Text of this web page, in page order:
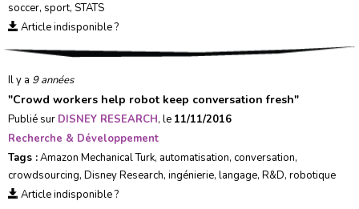
soccer, sport, STATS
Article indisponible ?
Il y a 9 années
"Crowd workers help robot keep conversation fresh"
Publié sur DISNEY RESEARCH, le 11/11/2016
Recherche & Développement
Tags :Amazon Mechanical Turk, automatisation, conversation,
crowdsourcing, Disney Research, ingénierie, langage, R&D, robotique
Article indisponible ?